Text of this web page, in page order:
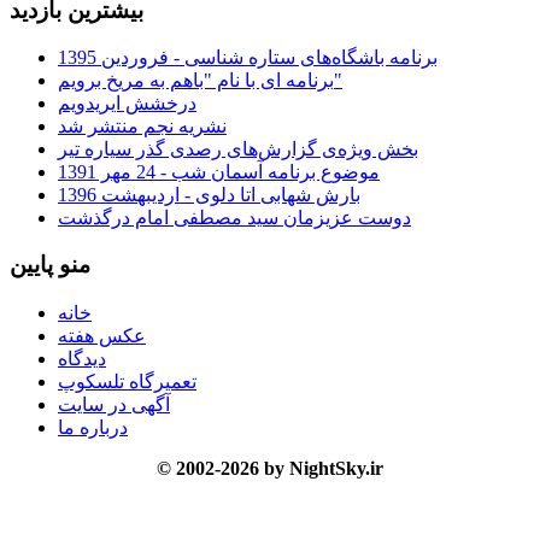
بیشترین بازدید
برنامه باشگاه‌های ستاره شناسی - فروردین 1395
برنامه ای با نام "باهم به مریخ برویم"
درخشش ایریدویم
نشریه نجم منتشر شد
بخش ویژه‌ی گزارش‌های رصدی گذر سیاره تیر
موضوع برنامه آسمان شب - 24 مهر 1391
بارش شهابی اتا دلوی - اردیبهشت 1396
دوست عزیزمان سید مصطفی امام درگذشت
منو پایین
خانه
عکس هفته
دیدگاه
تعمیرگاه تلسکوپ
آگهی در سایت
درباره ما
© 2002-2026 by NightSky.ir